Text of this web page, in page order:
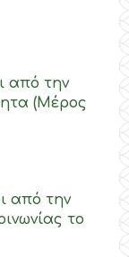
από την
(Μέρος
από την
το